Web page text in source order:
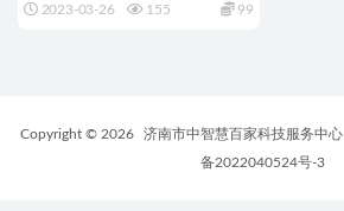
2023-03-26 155 99
Copyright © 2026 济南市中智慧百家科技服务中心
备2022040524号-3